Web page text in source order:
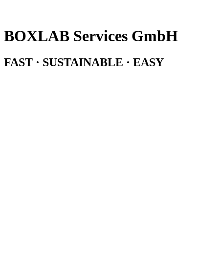
BOXLAB Services GmbH
FAST · SUSTAINABLE · EASY